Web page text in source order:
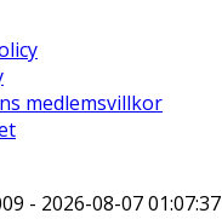
medlemsvillkor
- 2026-08-07 01:07:37